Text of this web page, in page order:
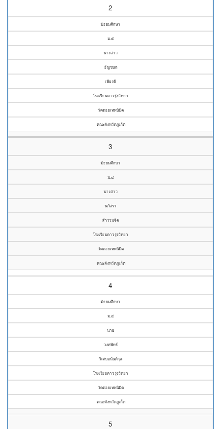
2
มัธยมศึกษา
ม.๕
นางสาว
ธัญชนก
เพียรดี
โรงเรียนดาวรุ่งวิทยา
วัดดอยเทพนิมิต
คณะจังหวัดภูเก็ต
3
มัธยมศึกษา
ม.๔
นางสาว
นภัสรา
สำรวมจิต
โรงเรียนดาวรุ่งวิทยา
วัดดอยเทพนิมิต
คณะจังหวัดภูเก็ต
4
มัธยมศึกษา
ม.๔
นาย
วงศพัทธ์
วิเศษอนันต์กุล
โรงเรียนดาวรุ่งวิทยา
วัดดอยเทพนิมิต
คณะจังหวัดภูเก็ต
5